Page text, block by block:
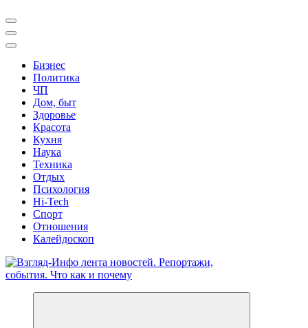
Бизнес
Политика
ЧП
Дом, быт
Здоровье
Красота
Кухня
Наука
Техника
Отдых
Психология
Hi-Tech
Спорт
Отношения
Калейдоскоп
Обо всем и обо всех, что зачем и почему. Новости политики,